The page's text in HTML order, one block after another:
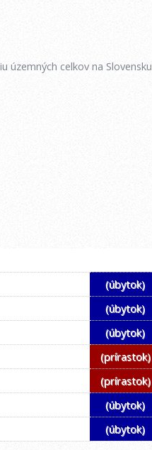
územných celkov na Slovensku
(úbytok)
(úbytok)
(úbytok)
(prírastok)
(prírastok)
(úbytok)
(úbytok)